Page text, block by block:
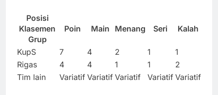
Posisi
Klasemen
Grup
Poin Main Menang Seri Kalah
KupS 7 4 2 1
1
Rigas
4 4 1 1
2
Tim lain
Variatif Variatif Variatif Variatif Variatif